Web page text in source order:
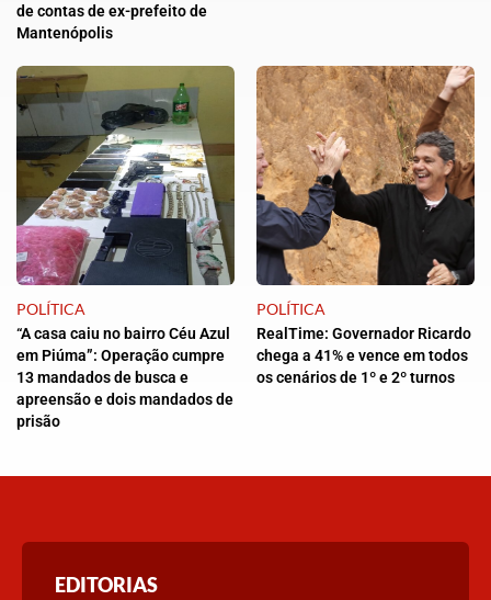
de contas de ex-prefeito de
Mantenópolis
POLÍTICA
“A casa caiu no bairro Céu Azul
em Piúma”: Operação cumpre
13 mandados de busca e
apreensão e dois mandados de
prisão
POLÍTICA
RealTime: Governador Ricardo
chega a 41% e vence em todos
os cenários de 1º e 2º turnos
EDITORIAS